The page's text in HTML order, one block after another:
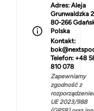
Adres: Aleja
Grunwaldzka
80-266
Polska
Kontakt:
Telefon: +48
810 078
Zapewniamy
zgodność z
UE 2023/988